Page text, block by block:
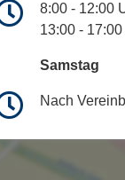
8:00 - 12:00
13:00 -
Samstag
Nach